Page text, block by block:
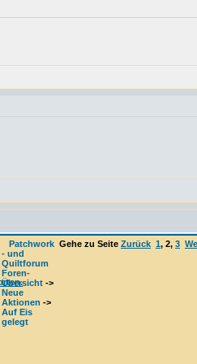
Patchwork
- und
Quiltforum
Foren-
Übersicht ->
Neue
Aktionen ->
Auf Eis
gelegt
Gehe zu Seite Zurück 1, 2, 3